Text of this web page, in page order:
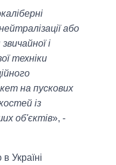
або
і
техніки
на пускових
із
об'єктів», -
Україні